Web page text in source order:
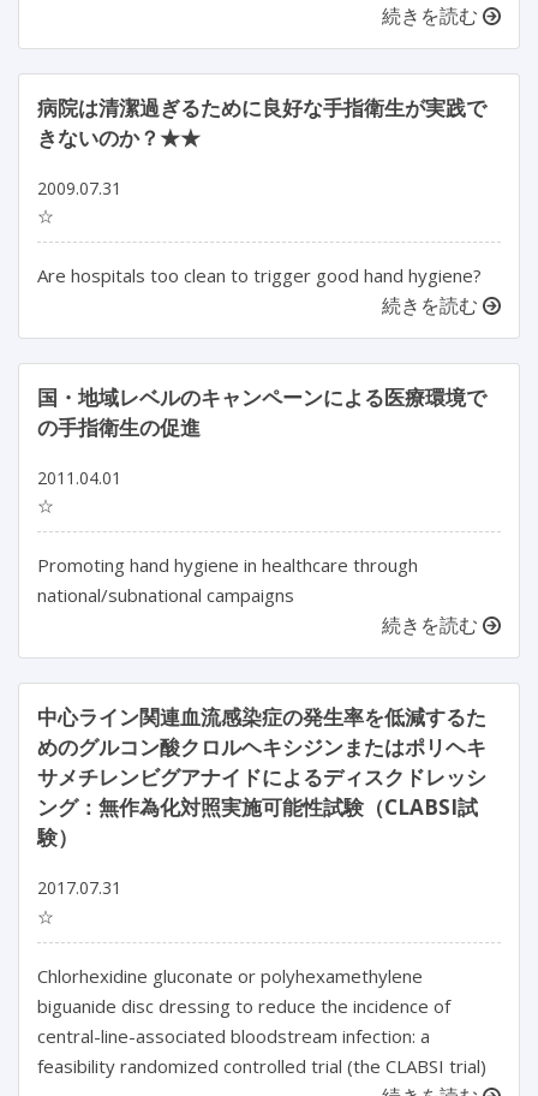
続きを読む
病院は清潔過ぎるために良好な手指衛生が実践で
きないのか？★★
2009.07.31
☆
Are hospitals too clean to trigger good hand hygiene?
続きを読む
国・地域レベルのキャンペーンによる医療環境で
の手指衛生の促進
2011.04.01
☆
Promoting hand hygiene in healthcare through
national/subnational campaigns
続きを読む
中心ライン関連血流感染症の発生率を低減するた
めのグルコン酸クロルヘキシジンまたはポリヘキ
サメチレンビグアナイドによるディスクドレッシ
ング：無作為化対照実施可能性試験（CLABSI試
験）
2017.07.31
☆
Chlorhexidine gluconate or polyhexamethylene
biguanide disc dressing to reduce the incidence of
central-line-associated bloodstream infection: a
feasibility randomized controlled trial (the CLABSI trial)